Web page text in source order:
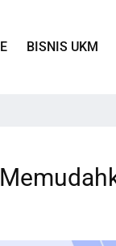
BISNIS UKM